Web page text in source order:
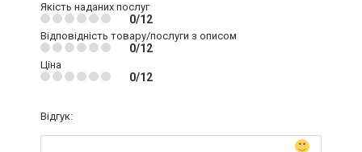
Якість наданих послуг
0/12
Відповідність товару/послуги з описом
0/12
Ціна
0/12
Відгук: